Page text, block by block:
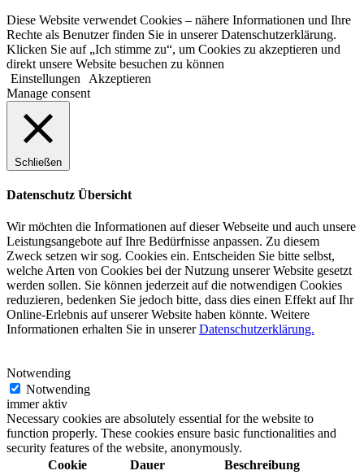
Diese Website verwendet Cookies – nähere Informationen und Ihre
Rechte als Benutzer finden Sie in unserer Datenschutzerklärung.
Klicken Sie auf „Ich stimme zu“, um Cookies zu akzeptieren und
direkt unsere Website besuchen zu können
Einstellungen
Akzeptieren
Manage consent
Schließen
Datenschutz Übersicht
Wir möchten die Informationen auf dieser Webseite und auch unsere
Leistungsangebote auf Ihre Bedürfnisse anpassen. Zu diesem
Zweck setzen wir sog. Cookies ein. Entscheiden Sie bitte selbst,
welche Arten von Cookies bei der Nutzung unserer Website gesetzt
werden sollen. Sie können jederzeit auf die notwendigen Cookies
reduzieren, bedenken Sie jedoch bitte, dass dies einen Effekt auf Ihr
Online-Erlebnis auf unserer Website haben könnte. Weitere
Informationen erhalten Sie in unsererDatenschutzerklärung.
Notwending
Notwending
immer aktiv
Necessary cookies are absolutely essential for the website to
function properly. These cookies ensure basic functionalities and
security features of the website, anonymously.
Cookie
Dauer Beschreibung